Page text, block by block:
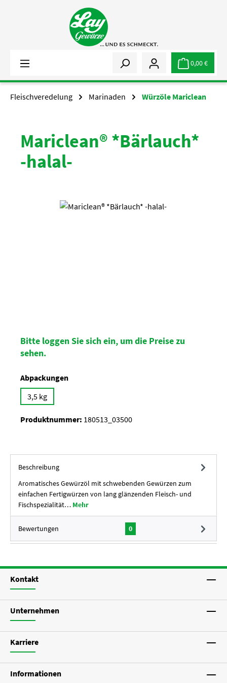
Zum Hauptinhalt springen
0,00 €
Fleischveredelung Marinaden Würzöle Mariclean
Mariclean® *Bärlauch*
-halal-
Bildergalerie überspringen
Bitte loggen Sie sich ein, um die Preise zu
sehen.
Abpackungenauswählen
3,5 kg
Produktnummer: 180513_03500
Beschreibung
Aromatisches Gewürzöl mit schwebenden Gewürzen zum
einfachen Fertigwürzen von lang glänzenden Fleisch- und
Fischspezialität… Mehr
Bewertungen 0
Kontakt
Unternehmen
Karriere
Informationen